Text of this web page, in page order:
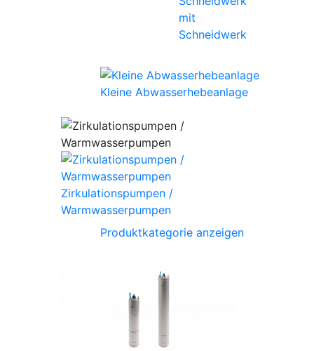
mit
Schneidwerk
Kleine Abwasserhebeanlage
Zirkulationspumpen /
Warmwasserpumpen
Produktkategorie anzeigen